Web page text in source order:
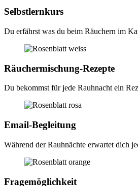
Selbstlernkurs
Du erfährst was du beim Räuchern im
Räuchermischung-Rezepte
Du bekommst für jede Rauhnacht ein
Email-Begleitung
Während der Rauhnächte erwartet dich
Fragemöglichkeit